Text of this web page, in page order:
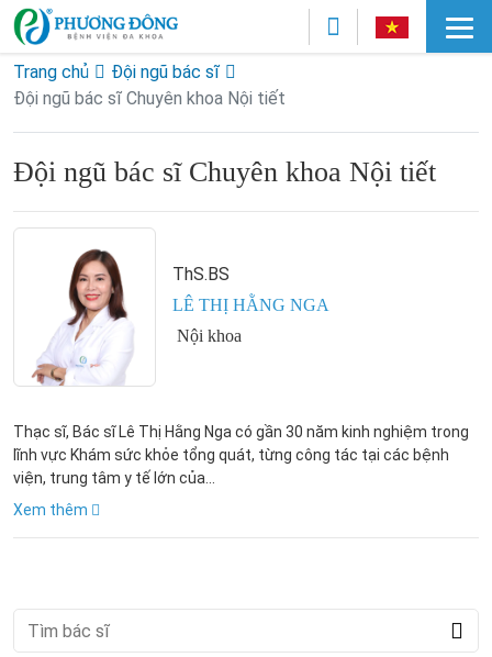
Trang chủ
Đội ngũ bác sĩ
Đội ngũ bác sĩ Chuyên khoa Nội tiết
Đội ngũ bác sĩ Chuyên khoa Nội tiết
ThS.BS
LÊ THỊ HẰNG NGA
Nội khoa
Thạc sĩ, Bác sĩ Lê Thị Hằng Nga có gần 30 năm kinh nghiệm trong
lĩnh vực Khám sức khỏe tổng quát, từng công tác tại các bệnh
viện, trung tâm y tế lớn của...
Xem thêm